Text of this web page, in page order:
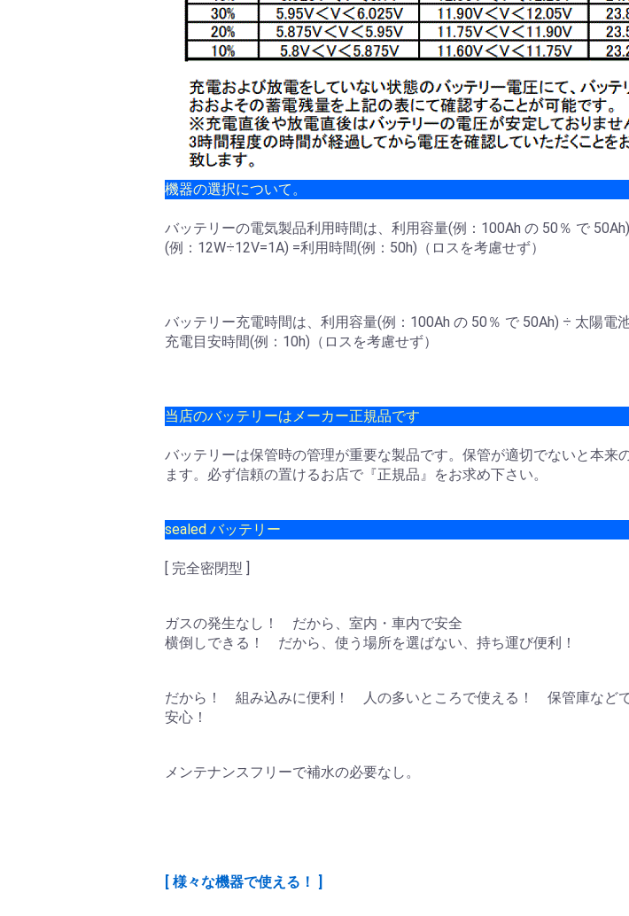
機器の選択について。
バッテリーの電気製品利用時間は、利用容量(例：100Ah の 50％ で
(例：12W÷12V=1A) =利用時間(例：50h)（ロスを考慮せず）
バッテリー充電時間は、利用容量(例：100Ah の 50％ で 50Ah) ÷ 太陽電
充電目安時間(例：10h)（ロスを考慮せず）
当店のバッテリーはメーカー正規品です
バッテリーは保管時の管理が重要な製品です。保管が適切でないと本来
ます。必ず信頼の置けるお店で『正規品』をお求め下さい。
sealed バッテリー
[ 完全密閉型 ]
ガスの発生なし！ だから、室内・車内で安全
横倒しできる！ だから、使う場所を選ばない、持ち運び便利！
だから！ 組み込みに便利！ 人の多いところで使える！ 保管庫など
安心！
メンテナンスフリーで補水の必要なし。
[ 様々な機器で使える！ ]